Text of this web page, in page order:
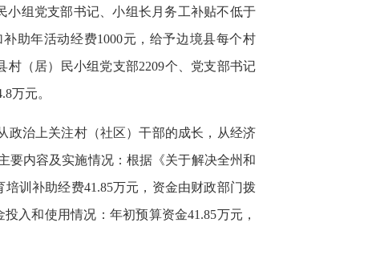
小组党支部书记、小组长月务工补贴不低于
助年活动经费1000元，给予边境县每个村
村（居）民小组党支部2209个、党支部书记
万元。
政治上关注村（社区）干部的成长，从经济
要内容及实施情况：根据《关于解决全州和
训补助经费41.85万元，资金由财政部门拨
入和使用情况：年初预算资金41.85万元，